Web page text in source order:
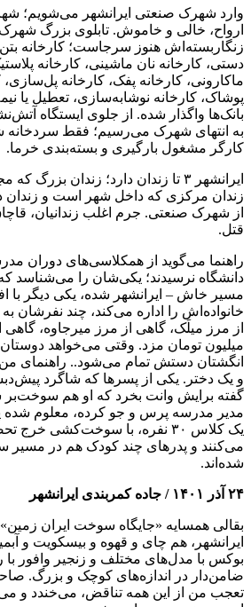
ارواح، خالی و خاموش. تابلوی بزرگ
زنگاربسته‌اش هنوز سرجاست؛ کارخانه
دستی، کارخانه نان ماشینی، کارخانه
ماکارونی، کارخانه پفک، کارخانه پل‌سازی،
پوشاک، کارخانه نوشابه‌سازی، تعطیل یا
بانک‌ها واگذار شده. از جلوی ایستگاه
به انتهای شهرک می‌رسیم؛ فقط
کارگر مشغول بارگیری و بسته‌بندی خرما.
ایرانشهر ۳ تا زندان دارد؛ زندان
از شهرک صنعتی. جرم اغلب زندانیان،
قتل.
راهنما می‌گوید از همکلاسی‌های دوران
دانشگاه نرسیدند؛ یکی‌شان را می‌شناسد
مسیر خاش – ایرانشهر شده، یکی دیگر با
خانواده‌اش را اداره می‌کند، چند نفرشان
میلیون تومان مزد. وقتی می‌خواهد
و یک دختر. یکی از پسر‌ها که شاگرد
گفته برایش وانت بخرد که او هم سوخت‌بر
مدیر مدرسه پرس و جو کرده، معلوم شده
یک کلاس ۳۰ نفره، با سوخت‌کشی
می‌کنند و پدر‌های چند کودک هم در
شده‌اند.
۲۴ آذر ۱۴۰۱ / جاده کمربندی ایرانشهر
بقالی همسایه «جایگاه سوخت ایران
ایرانشهر، هم چای و قهوه و بیسکویت و
بوکس با مدل‌های مختلف و زنجیر وافور
ضامن‌دار در اندازه‌های کوچک و بزرگ.
تعجب من از این همه تناقض، می‌خندد و